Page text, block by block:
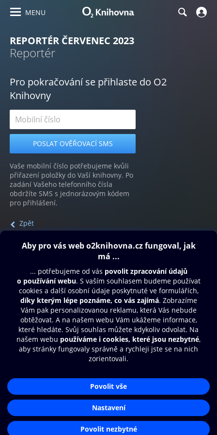
MENU
REPORTÉR ČERVENEC 2023
Reportér
Pro pokračování se přihlaste do O2
Knihovny
Vaše mobilní číslo potřebujeme kvůli
přiřazení položky do Vaší knihovny. Po
zadání Vašeho telefonního čísla
obdržíte SMS s jednorázovým kódem
pro přihlášení.
Zpět
Obsah ke stažení
Moje O2 Knihovna
Další zábava
© O2 Czech Republic a.s.
Přístupnost
Zásady zpracování osobních údajů
Nastavení cookies
Aplikace O2 Knihovna
Čti a poslouchej své e-knihy a
audioknihy rychleji a pohodlněji.